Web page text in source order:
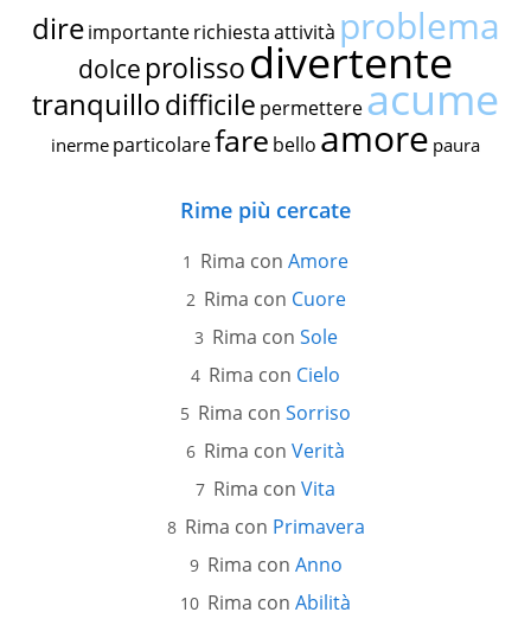
dire importante richiestaattività problema
dolce prolissodivertente
tranquillodifficile permettereacume
inerme particolarefare bello amore paura
Rime più cercate
Rima con Amore
Rima con Cuore
Rima con Sole
Rima con Cielo
Rima con Sorriso
Rima con Verità
Rima con Vita
Rima con Primavera
Rima con Anno
Rima con Abilità